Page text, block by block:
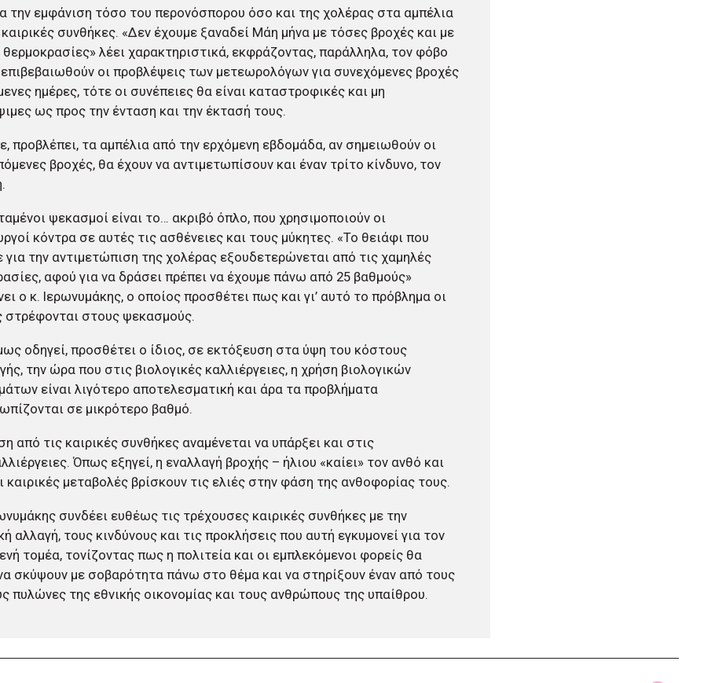
την εμφάνιση τόσο του περονόσπορου όσο και της χολέρας στα αμπέλια
καιρικές συνθήκες. «Δεν έχουμε ξαναδεί Μάη μήνα με τόσες βροχές και με
θερμοκρασίες» λέει χαρακτηριστικά, εκφράζοντας, παράλληλα, τον φόβο
οι προβλέψεις των μετεωρολόγων για συνεχόμενες βροχές
ημέρες, τότε οι συνέπειες θα είναι καταστροφικές και μη
ως προς την ένταση και την έκτασή τους.
προβλέπει, τα αμπέλια από την ερχόμενη εβδομάδα, αν σημειωθούν οι
βροχές, θα έχουν να αντιμετωπίσουν και έναν τρίτο κίνδυνο, τον
ψεκασμοί είναι το… ακριβό όπλο, που χρησιμοποιούν οι
κόντρα σε αυτές τις ασθένειες και τους μύκητες. «Το θειάφι που
για την αντιμετώπιση της χολέρας εξουδετερώνεται από τις χαμηλές
αφού για να δράσει πρέπει να έχουμε πάνω από 25 βαθμούς»
ο κ. Ιερωνυμάκης, ο οποίος προσθέτει πως και γι’ αυτό το πρόβλημα οι
στρέφονται στους ψεκασμούς.
οδηγεί, προσθέτει ο ίδιος, σε εκτόξευση στα ύψη του κόστους
την ώρα που στις βιολογικές καλλιέργειες, η χρήση βιολογικών
είναι λιγότερο αποτελεσματική και άρα τα προβλήματα
σε μικρότερο βαθμό.
από τις καιρικές συνθήκες αναμένεται να υπάρξει και στις
Όπως εξηγεί, η εναλλαγή βροχής – ήλιου «καίει» τον ανθό και
καιρικές μεταβολές βρίσκουν τις ελιές στην φάση της ανθοφορίας τους.
συνδέει ευθέως τις τρέχουσες καιρικές συνθήκες με την
αλλαγή, τους κινδύνους και τις προκλήσεις που αυτή εγκυμονεί για τον
τομέα, τονίζοντας πως η πολιτεία και οι εμπλεκόμενοι φορείς θα
σκύψουν με σοβαρότητα πάνω στο θέμα και να στηρίξουν έναν από τους
πυλώνες της εθνικής οικονομίας και τους ανθρώπους της υπαίθρου.